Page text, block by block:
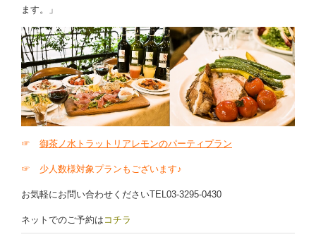
ます。」
☞ 御茶ノ水トラットリアレモンのパーティプラン
☞ 少人数様対象プランもございます♪
お気軽にお問い合わせくださいTEL03-3295-0430
ネットでのご予約は コチラ